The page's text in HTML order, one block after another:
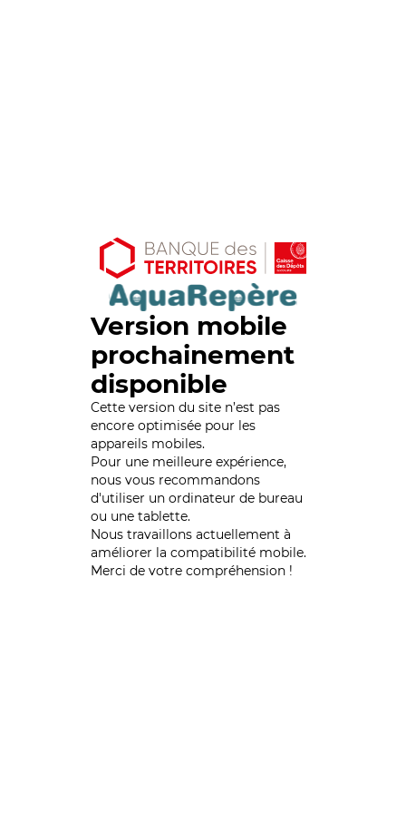
Version mobile
prochainement
disponible
Cette version du site n’est pas
encore optimisée pour les
appareils mobiles.
Pour une meilleure expérience,
nous vous recommandons
d'utiliser un ordinateur de bureau
ou une tablette.
Nous travaillons actuellement à
améliorer la compatibilité mobile.
Merci de votre compréhension !